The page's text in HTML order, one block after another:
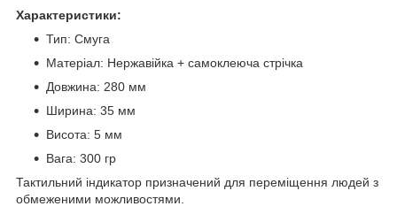
Характеристики:
Тип: Смуга
Матеріал: Нержавійка + самоклеюча стрічка
Довжина: 280 мм
Ширина: 35 мм
Висота: 5 мм
Вага: 300 гр
Тактильний індикатор призначений для переміщення людей з
обмеженими можливостями.